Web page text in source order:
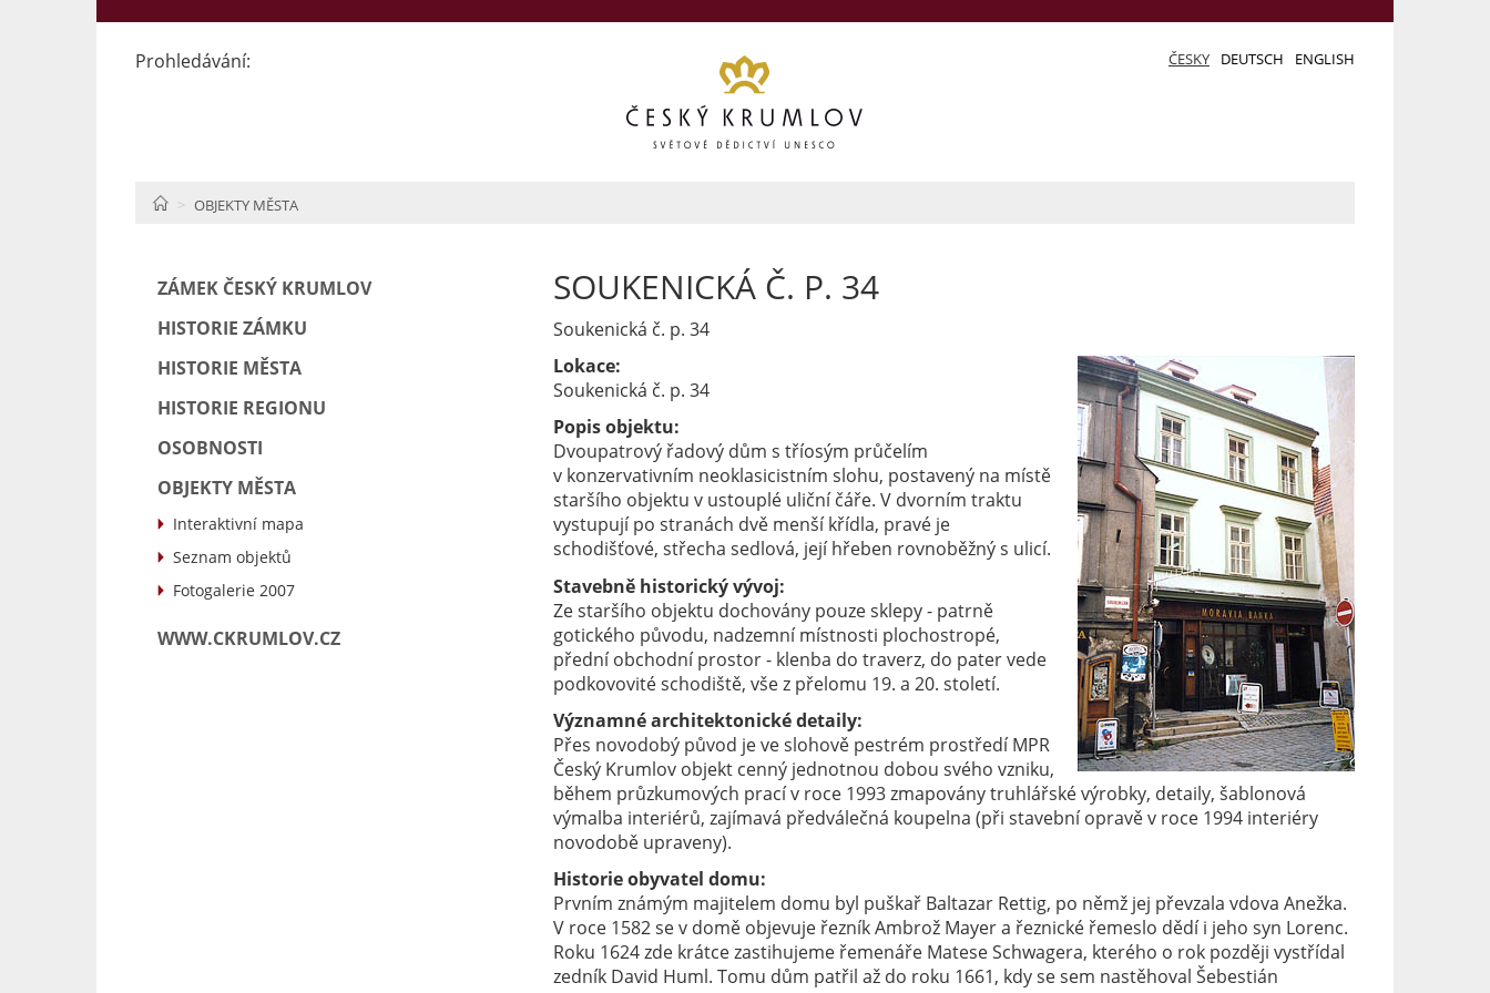
Prohledávání: ČESKY DEUTSCH ENGLISH
HOMEOBJEKTY MĚSTA
ZÁMEK ČESKÝ KRUMLOV
HISTORIE ZÁMKU
HISTORIE MĚSTA
HISTORIE REGIONU
OSOBNOSTI
OBJEKTY MĚSTA
Interaktivní mapa
Seznam objektů
Fotogalerie 2007
WWW.CKRUMLOV.CZ
SOUKENICKÁ Č. P. 34
Soukenická č. p. 34
Lokace:
Soukenická č. p. 34
Popis objektu:
Dvoupatrový řadový dům s tříosým průčelím
v konzervativním neoklasicistním slohu, postavený na místě
staršího objektu v ustouplé uliční čáře. V dvorním traktu
vystupují po stranách dvě menší křídla, pravé je
schodišťové, střecha sedlová, její hřeben rovnoběžný s ulicí.
Stavebně historický vývoj:
Ze staršího objektu dochovány pouze sklepy - patrně
gotického původu, nadzemní místnosti plochostropé,
přední obchodní prostor - klenba do traverz, do pater vede
podkovovité schodiště, vše z přelomu 19. a 20. století.
Významné architektonické detaily:
Přes novodobý původ je ve slohově pestrém prostředí MPR
Český Krumlov objekt cenný jednotnou dobou svého vzniku,
během průzkumových prací v roce 1993 zmapovány truhlářské výrobky, detaily, šablonová
výmalba interiérů, zajímavá předválečná koupelna (při stavební opravě v roce 1994 interiéry
novodobě upraveny).
Historie obyvatel domu:
Prvním známým majitelem domu byl puškař Baltazar Rettig, po němž jej převzala vdova Anežka.
V roce 1582 se v domě objevuje řezník Ambrož Mayer a řeznické řemeslo dědí i jeho syn Lorenc.
Roku 1624 zde krátce zastihujeme řemenáře Matese Schwagera, kterého o rok později vystřídal
zedník David Huml. Tomu dům patřil až do roku 1661, kdy se sem nastěhoval Šebestián